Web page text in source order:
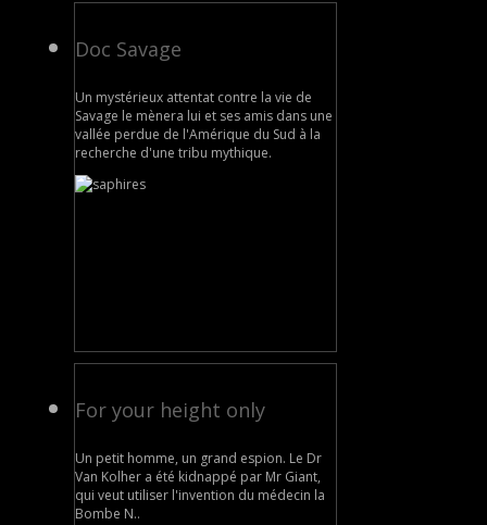
Doc Savage
Un mystérieux attentat contre la vie de
Savage le mènera lui et ses amis dans une
vallée perdue de l'Amérique du Sud à la
recherche d'une tribu mythique.
For your height only
Un petit homme, un grand espion. Le Dr
Van Kolher a été kidnappé par Mr Giant,
qui veut utiliser l'invention du médecin la
Bombe N..